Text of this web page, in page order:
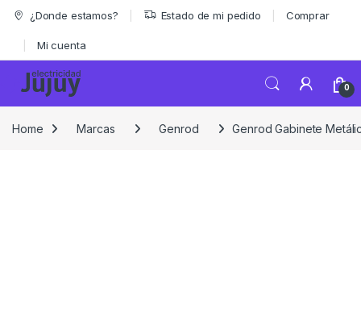
Skip to navigation
Skip to content
¿Donde estamos? Estado de mi pedido Comprar
Mi cuenta
0
Home Marcas Genrod Genrod Gabinete